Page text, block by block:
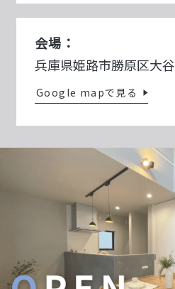
会場：
兵庫県姫路市勝原区大谷
Google mapで見る